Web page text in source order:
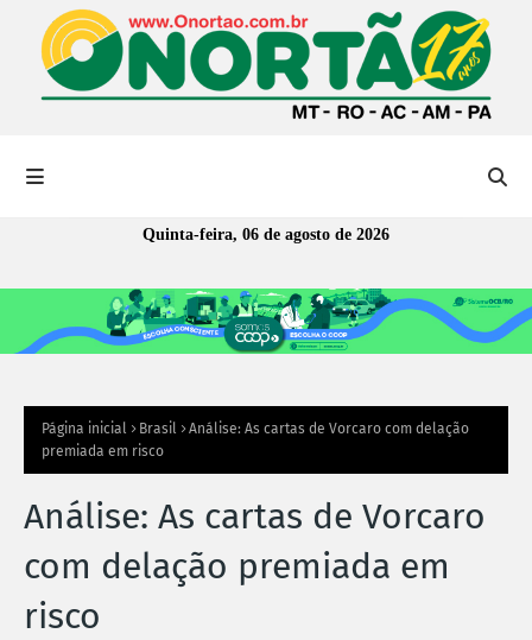
Quinta-feira, 06 de agosto de 2026
Página inicial Brasil
Análise: As cartas de Vorcaro com delação
premiada em risco
Análise: As cartas de Vorcaro
com delação premiada em
risco